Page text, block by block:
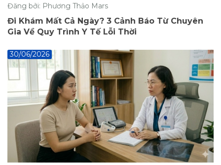
Đăng bởi: Phương Thảo Mars
Đi Khám Mất Cả Ngày? 3 Cảnh Báo Từ Chuyên
Gia Về Quy Trình Y Tế Lỗi Thời
30/06/2026